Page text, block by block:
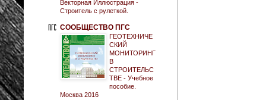
Векторная Иллюстрация -
Строитель с рулеткой.
СООБЩЕСТВО ПГС
ГЕОТЕХНИЧЕ
СКИЙ
МОНИТОРИНГ
В
СТРОИТЕЛЬС
ТВЕ - Учебное
пособие.
Москва 2016